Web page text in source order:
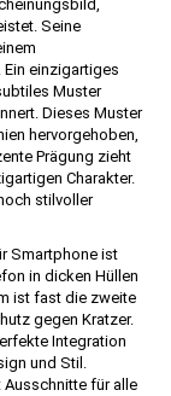
Seine
einzigartiges
Muster
Dieses Muster
hervorgehoben,
Prägung zieht
Charakter.
stilvoller
Smartphone ist
in dicken Hüllen
ist fast die zweite
gegen Kratzer.
Integration
und Stil.
Ausschnitte für alle